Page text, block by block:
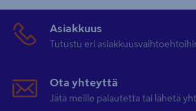
Asiakkuus
Tutustu eri
Ota yhteyttä
Jätä meille palautetta tai lähetä